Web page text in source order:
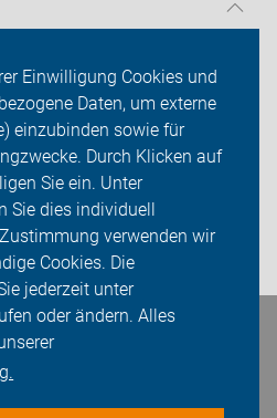
Einwilligung Cookies und
Daten, um externe
einzubinden sowie für
Durch Klicken auf
Sie ein. Unter
Sie dies individuell
verwenden wir
Cookies. Die
jederzeit unter
oder ändern. Alles